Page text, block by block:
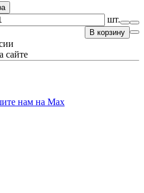
шт.
В корзину
сайте
нам на Max